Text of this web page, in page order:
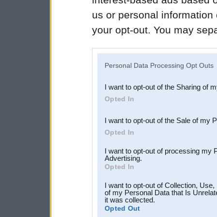
us or personal
your opt-out. You may
Downstream Participants
third parties.
Personal Data Processing Opt Outs
I want to opt-out of the Sharing of
Opted In
I want to opt-out of the Sale of my
Opted In
I want to opt-out of processing my
Advertising.
Opted In
I want to opt-out of Collection,
of my Personal Data that Is
it was collected.
Opted Out